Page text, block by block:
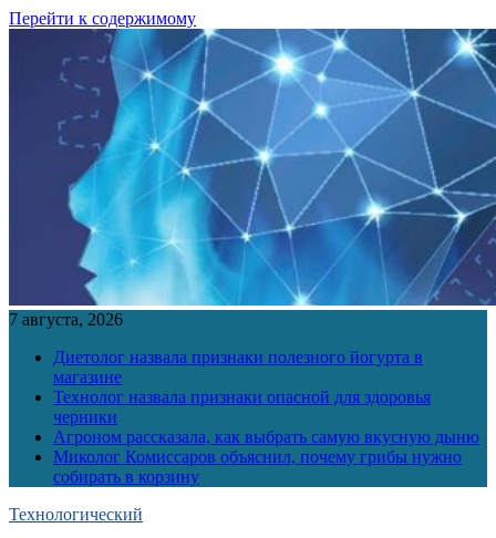
Перейти к содержимому
7 августа, 2026
Диетолог назвала признаки полезного йогурта в
магазине
Технолог назвала признаки опасной для здоровья
черники
Агроном рассказала, как выбрать самую вкусную дыню
Миколог Комиссаров объяснил, почему грибы нужно
собирать в корзину
Технологический